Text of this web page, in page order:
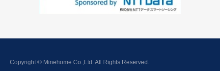
Copyright © Minehome Co.,Ltd. All Rights Reserved.